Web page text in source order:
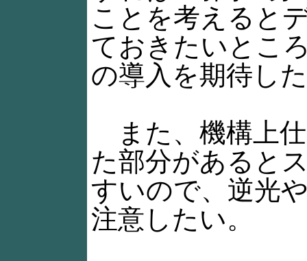
ことを考えると
ておきたいとこ
の導入を期待し
また、機構上
た部分があると
すいので、逆光
注意したい。